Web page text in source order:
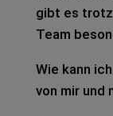
gibt es
Team
Wie kann
von mir und